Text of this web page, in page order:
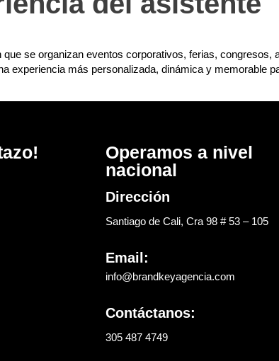
se organizan eventos corporativos, ferias,
experiencia más personalizada, dinámica y memorable
Operamos a nivel
nacional
Dirección
Santiago de Cali, Cra 98 # 53 – 105
Email:
info@brandkeyagencia.com
Contáctanos:
305 487 4749